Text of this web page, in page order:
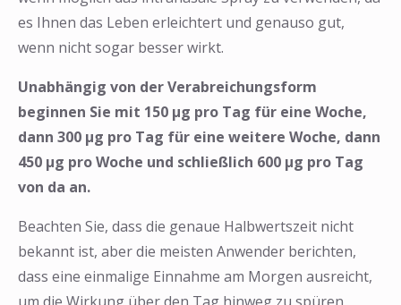
es Ihnen das Leben erleichtert und genauso gut,
wenn nicht sogar besser wirkt.
Unabhängig von der Verabreichungsform
beginnen Sie mit 150 µg pro Tag für eine Woche,
dann 300 µg pro Tag für eine weitere Woche, dann
450 µg pro Woche und schließlich 600 µg pro Tag
von da an.
Beachten Sie, dass die genaue Halbwertszeit nicht
bekannt ist, aber die meisten Anwender berichten,
dass eine einmalige Einnahme am Morgen ausreicht,